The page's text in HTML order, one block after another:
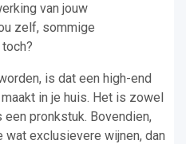
van jouw
zelf, sommige
is dat een high-end
in je huis. Het is zowel
pronkstuk. Bovendien,
exclusievere wijnen, dan